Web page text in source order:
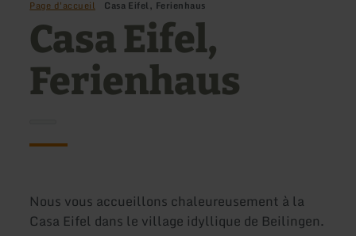
Page d'accueil Casa Eifel, Ferienhaus
Casa Eifel,
Ferienhaus
Nous vous accueillons chaleureusement à la
Casa Eifel dans le village idyllique de Beilingen.